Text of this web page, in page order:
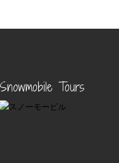
Snowmobile Tours